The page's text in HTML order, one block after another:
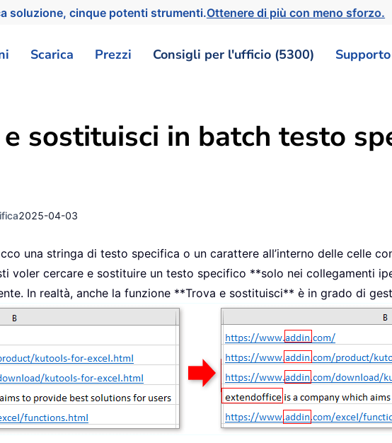
soluzione, cinque potenti strumenti.Ottenere di più con meno sforzo.
Scarica Prezzi Consigli per l'ufficio (5300) Supporto
e sostituisci in batch testo
2025-04-03
una stringa di testo specifica o un carattere all’interno delle celle
voler cercare e sostituire un testo specifico **solo nei collegamenti
In realtà, anche la funzione **Trova e sostituisci** è in grado di